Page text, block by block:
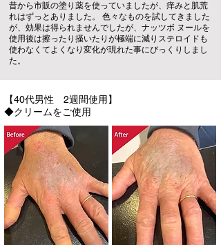
昔から市販の塗り薬を使っていましたが、痒みと肌荒
れはずっとありました。 色々なものを試してきました
が、効果は得られませんでしたが、ナッツボ ヌールを
使用後は擦ったり掻いたりが極端に減りステロイドも
使わなくてよくなり変化が現れた事にびっくりしまし
た。
【40代男性 2週間使用】
◆クリームをご使用